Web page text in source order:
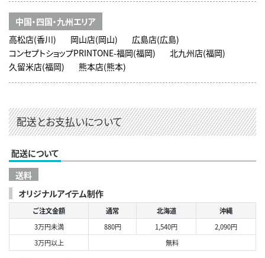
中国・四国・九州エリア
高松店(香川)
岡山店(岡山)
広島店(広島)
コンセプトショップPRINTONE-福岡(福岡)
北九州店(福岡)
久留米店(福岡)
熊本店(熊本)
配送とお支払いについて
配送について
送料
オリジナルアイテム制作
ご注文金額 通常 北海道
沖縄
3万円未満
880円 1,540円
2,090円
3万円以上
無料